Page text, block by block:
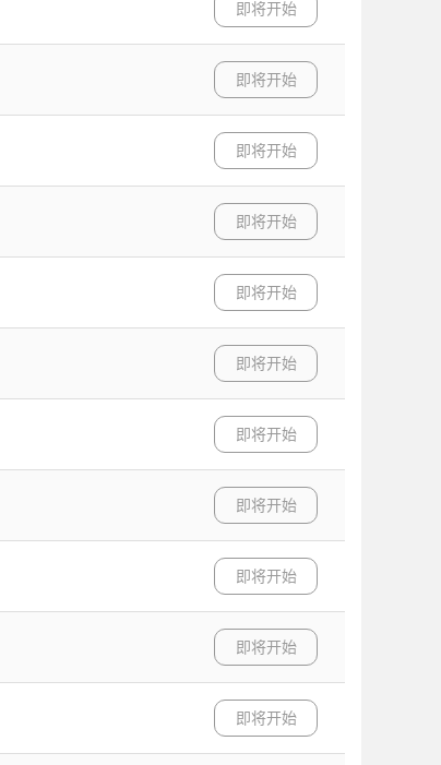
即将开始
即将开始
即将开始
即将开始
即将开始
即将开始
即将开始
即将开始
即将开始
即将开始
即将开始